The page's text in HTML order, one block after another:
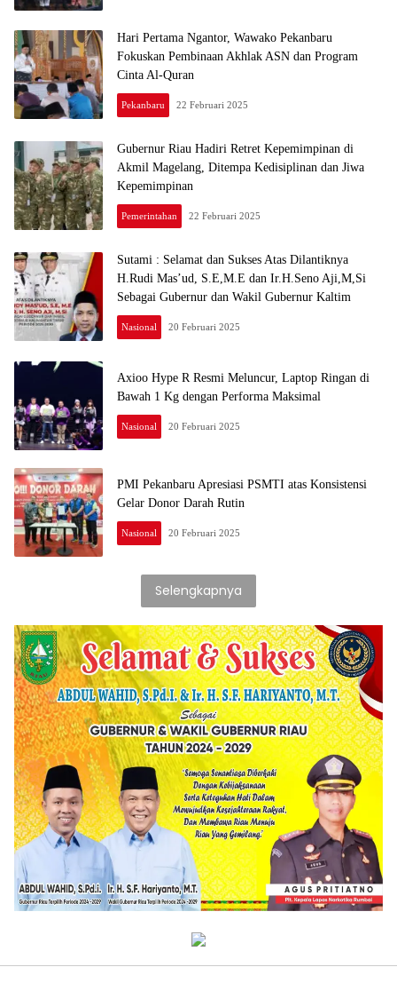
Hari Pertama Ngantor, Wawako Pekanbaru
Fokuskan Pembinaan Akhlak ASN dan Program
Cinta Al-Quran
Pekanbaru 22 Februari 2025
Gubernur Riau Hadiri Retret Kepemimpinan di
Akmil Magelang, Ditempa Kedisiplinan dan Jiwa
Kepemimpinan
Pemerintahan 22 Februari 2025
Sutami : Selamat dan Sukses Atas Dilantiknya
H.Rudi Mas’ud, S.E,M.E dan Ir.H.Seno Aji,M,Si
Sebagai Gubernur dan Wakil Gubernur Kaltim
Nasional 20 Februari 2025
Axioo Hype R Resmi Meluncur, Laptop Ringan di
Bawah 1 Kg dengan Performa Maksimal
Nasional 20 Februari 2025
PMI Pekanbaru Apresiasi PSMTI atas Konsistensi
Gelar Donor Darah Rutin
Nasional 20 Februari 2025
Selengkapnya